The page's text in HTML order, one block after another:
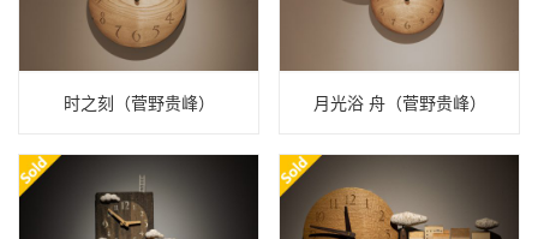
时之刻（菅野贵峰） 月光浴 舟（菅野贵峰）